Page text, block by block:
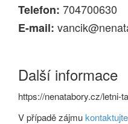
Telefon: 704700630
E-mail:
Další informace
https://nenatabory.cz/letni-
V případě zájmu